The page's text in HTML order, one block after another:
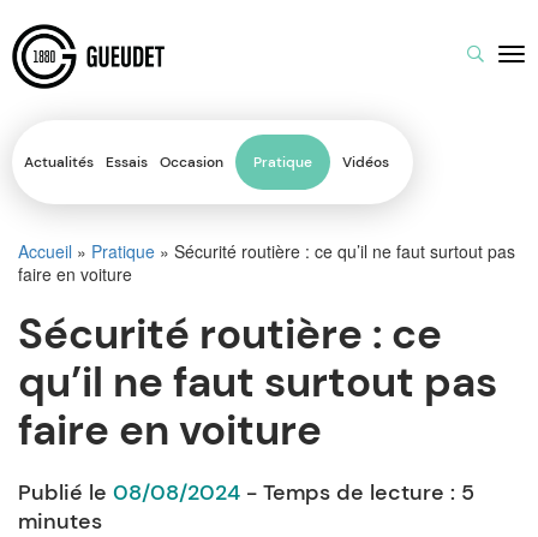
Actualités Essais Occasion Pratique Vidéos
Accueil » Pratique » Sécurité routière : ce qu’il ne faut surtout pas
faire en voiture
Sécurité routière : ce
qu’il ne faut surtout pas
faire en voiture
Publié le 08/08/2024 - Temps de lecture : 5
minutes